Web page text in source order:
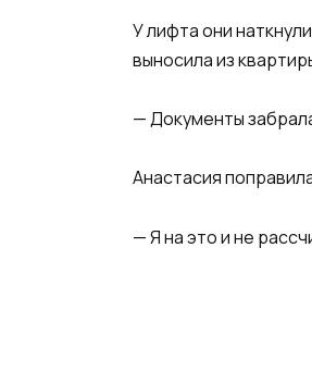
У лифта они
выносила из
— Документы
Анастасия
— Я на это и не